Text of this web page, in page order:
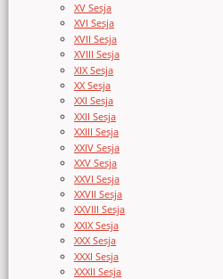
XV Sesja
XVI Sesja
XVII Sesja
XVIII Sesja
XIX Sesja
XX Sesja
XXI Sesja
XXII Sesja
XXIII Sesja
XXIV Sesja
XXV Sesja
XXVI Sesja
XXVII Sesja
XXVIII Sesja
XXIX Sesja
XXX Sesja
XXXI Sesja
XXXII Sesja